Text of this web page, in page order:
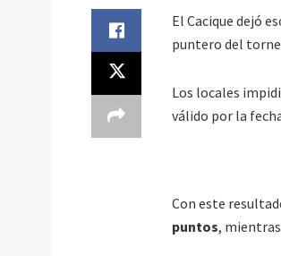
El Cacique dejó
puntero del
Los locales
válido por la
Con este
puntos,